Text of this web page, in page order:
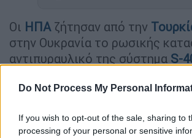
Do Not Process My Personal
If you wish to opt-out of the sale, sharing to
processing of your personal or sensitive
Οι ΗΠΑ ζήτησαν από την
στην Ουκρανία το ρωσικής
αντιπυραυλικό της σύστημα S-
Ουάσιγκτον, αλλά ηΆγκυρα
Εξωτερικών,Μεβλούτ